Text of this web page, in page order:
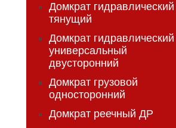
Домкрат гидравлический
тянущий
Домкрат гидравлический
универсальный
двусторонний
Домкрат грузовой
односторонний
Домкрат реечный ДР